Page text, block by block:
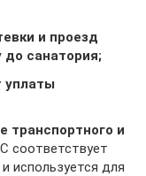
и проезд
санатория;
уплаты
транспортного и
соответствует
используется для